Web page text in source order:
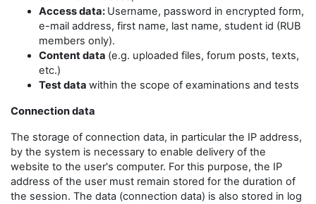
Access data: Username, password in encrypted form,
e-mail address, first name, last name, student id (RUB
members only).
Content data (e.g. uploaded files, forum posts, texts,
etc.)
Test data within the scope of examinations and tests
Connection data
The storage of connection data, in particular the IP address,
by the system is necessary to enable delivery of the
website to the user's computer. For this purpose, the IP
address of the user must remain stored for the duration of
the session. The data (connection data) is also stored in log